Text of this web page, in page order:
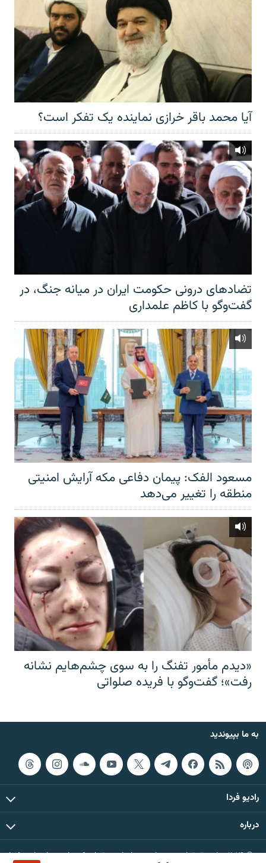
آیا محمد باقر خرازی نماینده یک تفکر است؟
تضادهای درونی حکومت ایران در میانه جنگ، در
گفت‌‌وگو با کاظم علمداری
مسعود الفک: پیمان دفاعی مکه آرایش امنیتی
منطقه را تغییر می‌دهد
«دیدم مأمور تفنگ را به سوی چشم‌هایم نشانه
رفت»؛ گفت‌و‌گو با فریده صلواتی
به ما بپیوندید
رادیو فردا
درباره
© ۲۰۲۶ تمام حقوق این وب‌سایت، بر اساس مقررات کپی‌رایت، برای رادیو فردا